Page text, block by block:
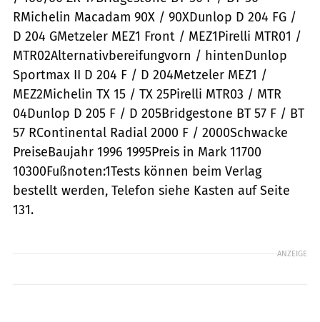
RMichelin Macadam 90X / 90XDunlop D 204 FG /
D 204 GMetzeler MEZ1 Front / MEZ1Pirelli MTR01 /
MTR02Alternativbereifungvorn / hintenDunlop
Sportmax II D 204 F / D 204Metzeler MEZ1 /
MEZ2Michelin TX 15 / TX 25Pirelli MTR03 / MTR
04Dunlop D 205 F / D 205Bridgestone BT 57 F / BT
57 RContinental Radial 2000 F / 2000Schwacke
PreiseBaujahr 1996 1995Preis in Mark 11700
10300Fußnoten:1Tests können beim Verlag
bestellt werden, Telefon siehe Kasten auf Seite
131.
ANZEIGE